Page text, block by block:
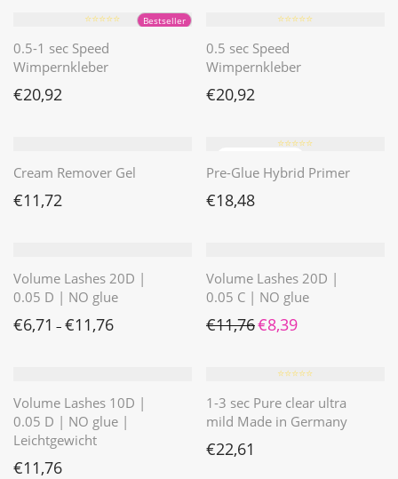
Bestseller
⭐️⭐️⭐️⭐️⭐️
0.5-1 sec Speed
Wimpernkleber
€20,92
⭐️⭐️⭐️⭐️⭐️
0.5 sec Speed
Wimpernkleber
€20,92
Cream Remover Gel
€11,72
⭐️⭐️⭐️⭐️⭐️
Pre-Glue Hybrid Primer
€18,48
Volume Lashes 20D |
0.05 D | NO glue
€6,71 – €11,76
Volume Lashes 20D |
0.05 C | NO glue
€11,76 Ursprünglicher Preis war:
€8,39Aktueller Preis ist:
Volume Lashes 10D |
0.05 D | NO glue |
Leichtgewicht
€11,76
⭐️⭐️⭐️⭐️⭐️
1-3 sec Pure clear ultra
mild Made in Germany
€22,61